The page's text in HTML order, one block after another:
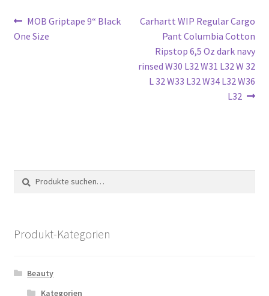
Beitragsnavigation
Vorheriger
Beitrag:
MOB Griptape 9“ Black
One Size
Nächster
Beitrag:
Carhartt WIP Regular Cargo
Pant Columbia Cotton
Ripstop 6,5 Oz dark navy
rinsed W30 L32 W31 L32 W 32
L 32 W33 L32 W34 L32 W36
L32
nach:
Produkt-Kategorien
Beauty
Kategorien